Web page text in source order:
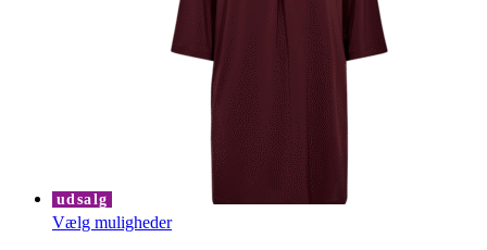
udsalg
Vælg mulighederDette